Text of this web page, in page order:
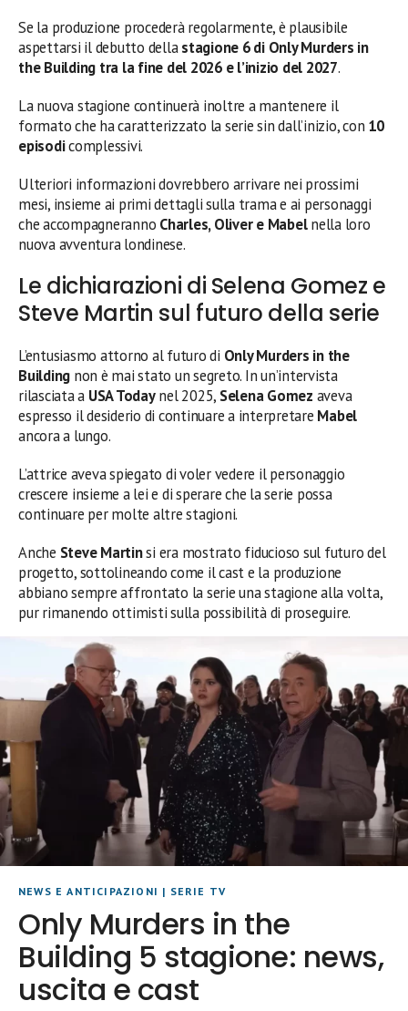
Se la produzione procederà regolarmente, è plausibile
aspettarsi il debutto dellastagione 6 di Only Murders in
the Building tra la fine del 2026 e l’inizio del 2027.
La nuova stagione continuerà inoltre a mantenere il
formato che ha caratterizzato la serie sin dall’inizio, con 10
episodicomplessivi.
Ulteriori informazioni dovrebbero arrivare nei prossimi
mesi, insieme ai primi dettagli sulla trama e ai personaggi
che accompagneranno Charles, Oliver e Mabelnella loro
nuova avventura londinese.
Le dichiarazioni di Selena Gomez e
Steve Martin sul futuro della serie
L’entusiasmo attorno al futuro di Only Murders in the
Building non è mai stato un segreto. In un’intervista
rilasciata a USA Todaynel 2025, Selena Gomez aveva
espresso il desiderio di continuare a interpretare Mabel
ancora a lungo.
L’attrice aveva spiegato di voler vedere il personaggio
crescere insieme a lei e di sperare che la serie possa
continuare per molte altre stagioni.
Anche Steve Martinsi era mostrato fiducioso sul futuro del
progetto, sottolineando come il cast e la produzione
abbiano sempre affrontato la serie una stagione alla volta,
pur rimanendo ottimisti sulla possibilità di proseguire.
NEWS E ANTICIPAZIONI | SERIE TV
Only Murders in the
Building 5 stagione: news,
uscita e cast